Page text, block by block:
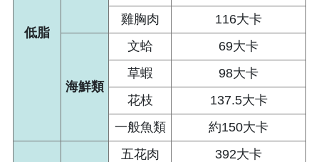
低脂
雞胸肉
116大卡
海鮮類
文蛤
69大卡
草蝦
98大卡
花枝
137.5大卡
一般魚類
約150大卡
五花肉
392大卡